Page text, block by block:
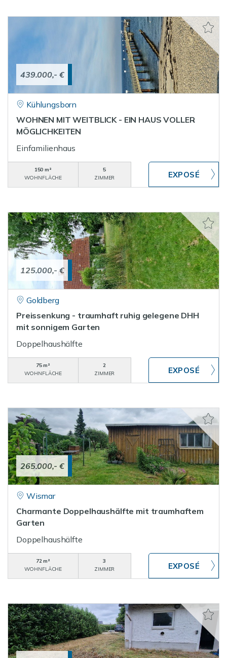
439.000,- €
Kühlungsborn
WOHNEN MIT WEITBLICK - EIN HAUS VOLLER
MÖGLICHKEITEN
Einfamilienhaus
150 m²
WOHNFLÄCHE
5
ZIMMER
125.000,- €
Goldberg
Preissenkung - traumhaft ruhig gelegene DHH
mit sonnigem Garten
Doppelhaushälfte
75 m²
WOHNFLÄCHE
2
ZIMMER
265.000,- €
Wismar
Charmante Doppelhaushälfte mit traumhaftem
Garten
Doppelhaushälfte
72 m²
WOHNFLÄCHE
3
ZIMMER